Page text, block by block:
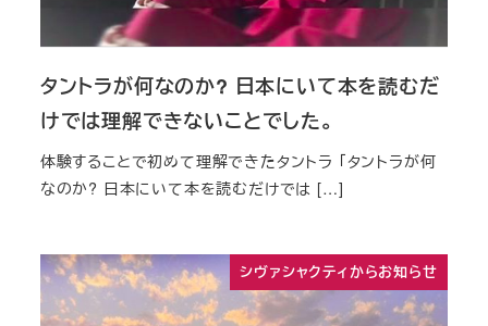
タントラが何なのか? 日本にいて本を読むだ
けでは理解できないことでした。
体験することで初めて理解できたタントラ 「タントラが何
なのか? 日本にいて本を読むだけでは […]
シヴァシャクティからお知らせ